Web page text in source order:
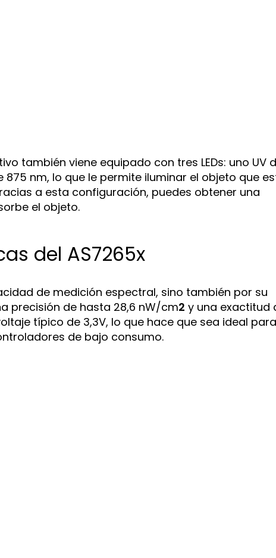
también viene equipado con tres LEDs: uno UV
875 nm, lo que le permite iluminar el objeto que
a esta configuración, puedes obtener una
el objeto.
del AS7265x
de medición espectral, sino también por su
precisión de hasta 28,6 nW/cm2 y una exactitud
típico de 3,3V, lo que hace que sea ideal
de bajo consumo.